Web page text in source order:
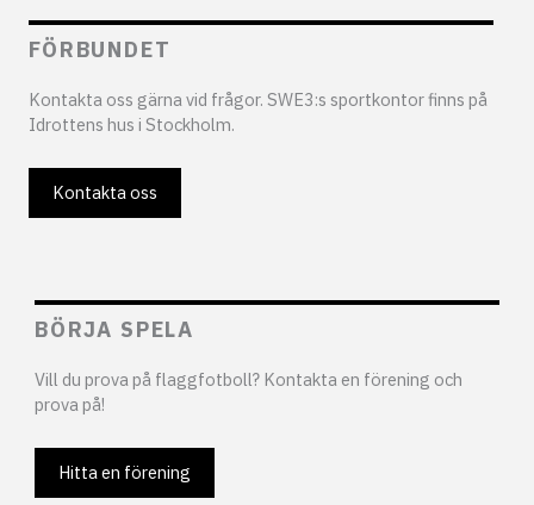
FÖRBUNDET
Kontakta oss gärna vid frågor. SWE3:s sportkontor finns på
Idrottens hus i Stockholm.
Kontakta oss
BÖRJA SPELA
Vill du prova på flaggfotboll? Kontakta en förening och
prova på!
Hitta en förening